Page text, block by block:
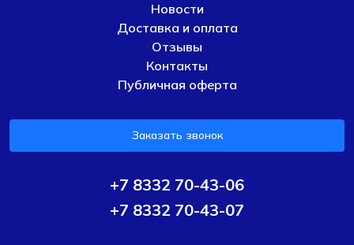
Новости
Доставка и оплата
Отзывы
Контакты
Публичная оферта
Заказать звонок
+7 8332 70-43-06
+7 8332 70-43-07